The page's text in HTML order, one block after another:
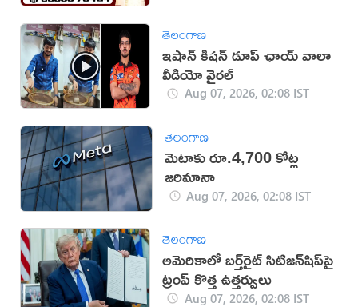
తెలంగాణ
ఇషాన్ కిషన్ డూప్ ఛాయ్ వాలా
వీడియో వైరల్
Aug 07, 2026, 02:08 IST
తెలంగాణ
మెటాకు రూ.4,700 కోట్ల
జరిమానా
Aug 07, 2026, 02:08 IST
తెలంగాణ
అమెరికాలో బర్త్‌రైట్ సిటిజన్‌షిప్‌పై
ట్రంప్ కొత్త ఉత్తర్వులు
Aug 07, 2026, 02:08 IST